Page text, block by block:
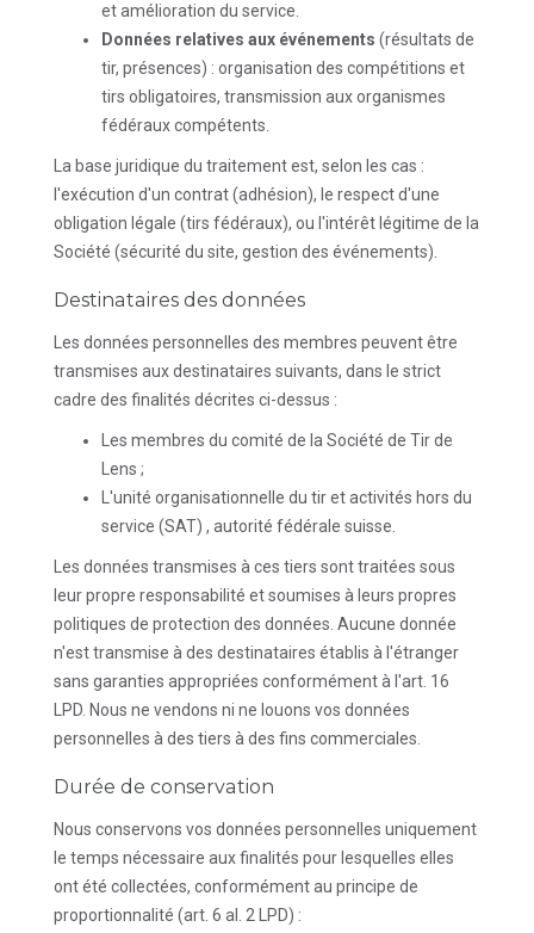
et amélioration du service.
Données relatives aux événements (résultats de
tir, présences) : organisation des compétitions et
tirs obligatoires, transmission aux organismes
fédéraux compétents.
La base juridique du traitement est, selon les cas :
l'exécution d'un contrat (adhésion), le respect d'une
obligation légale (tirs fédéraux), ou l'intérêt légitime de la
Société (sécurité du site, gestion des événements).
Destinataires des données
Les données personnelles des membres peuvent être
transmises aux destinataires suivants, dans le strict
cadre des finalités décrites ci-dessus :
Les membres du comité de la Société de Tir de
Lens ;
L'unité organisationnelle du tir et activités hors du
service (SAT) , autorité fédérale suisse.
Les données transmises à ces tiers sont traitées sous
leur propre responsabilité et soumises à leurs propres
politiques de protection des données. Aucune donnée
n'est transmise à des destinataires établis à l'étranger
sans garanties appropriées conformément à l'art. 16
LPD. Nous ne vendons ni ne louons vos données
personnelles à des tiers à des fins commerciales.
Durée de conservation
Nous conservons vos données personnelles uniquement
le temps nécessaire aux finalités pour lesquelles elles
ont été collectées, conformément au principe de
proportionnalité (art. 6 al. 2 LPD) :